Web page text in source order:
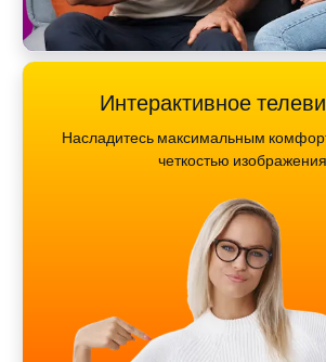
Интерактивное
Насладитесь максимальным
четкостью изображения